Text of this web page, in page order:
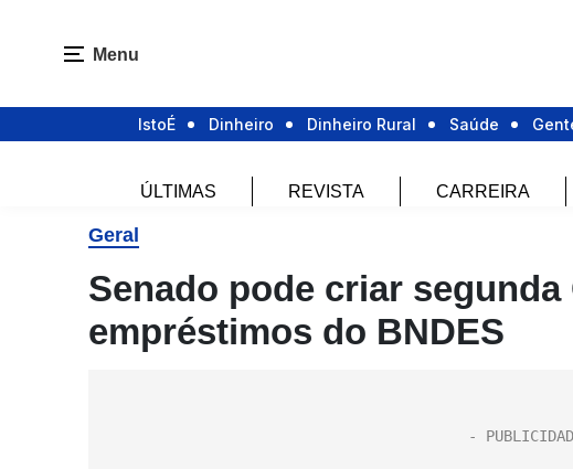
Menu
IstoÉ Dinheiro Dinheiro Rural Saúde
ÚLTIMAS REVISTA CARREIRA
Geral
Senado pode criar
empréstimos do BNDES